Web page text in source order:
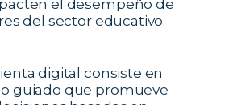
el desempeño de
del sector educativo.
digital consiste en
guiado que promueve